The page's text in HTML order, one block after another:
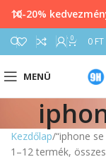
0 0 FT
MENÜ
Kezdőlap “iphone
1–12 termék,
10-20%